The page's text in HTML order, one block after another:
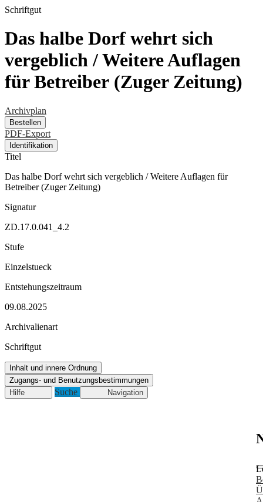
Schriftgut
Das halbe Dorf wehrt sich
vergeblich / Weitere Auflagen
für Betreiber (Zuger Zeitung)
Archivplan
Bestellen
PDF-Export
Identifikation
Titel
Das halbe Dorf wehrt sich vergeblich / Weitere Auflagen für
Betreiber (Zuger Zeitung)
Signatur
ZD.17.0.041_4.2
Stufe
Einzelstueck
Entstehungszeitraum
09.08.2025
Archivalienart
Schriftgut
Inhalt und innere Ordnung
Zugangs- und Benutzungsbestimmungen
Hilfe
Suche Navigation